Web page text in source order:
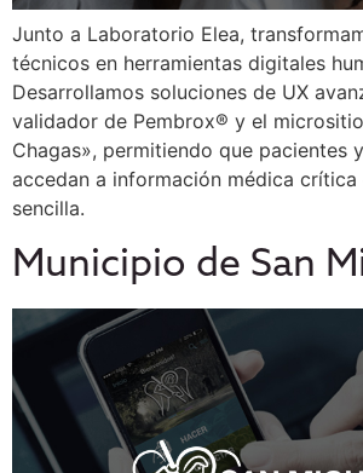
Junto a Laboratorio Elea,
técnicos en herramientas digitales
Desarrollamos soluciones de UX
validador de Pembrox® y el
Chagas», permitiendo que pacientes
accedan a información médica
sencilla.
Municipio de San